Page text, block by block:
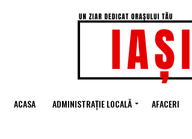
ACASA ADMINISTRAȚIE LOCALĂ AFACERI